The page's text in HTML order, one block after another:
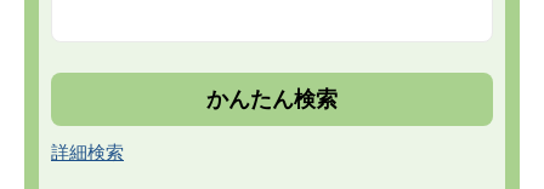
詳細検索